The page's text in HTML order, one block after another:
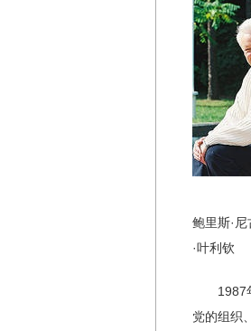
鲍里斯· 尼
·叶利 钦
1987年
党的组织